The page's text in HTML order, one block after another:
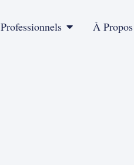
Professionnels À Propos